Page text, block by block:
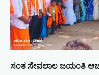
ಸಂತ ಸೇವಲಾಲ ಜಯಂತಿ